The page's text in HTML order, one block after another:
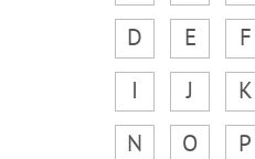
D
E F
I
J K
N
O P